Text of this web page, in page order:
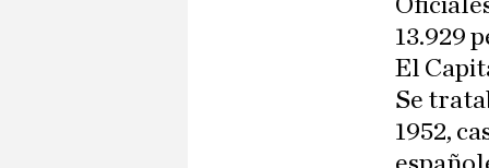
13.929
El
Se
1952,